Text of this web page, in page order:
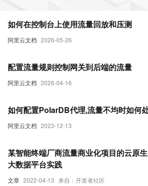
阿里云文档 2026-05-26
如何在控制台上使用流量回放和压测
阿里云文档 2026-04-16
配置流量规则控制网关到后端的流量
阿里云文档 2023-12-13
如何配置PolarDB代理,流量不均时如何
文章 2022-04-13 来自：开发者社区
某智能终端厂商流量商业化项目的云原生
大数据平台实践